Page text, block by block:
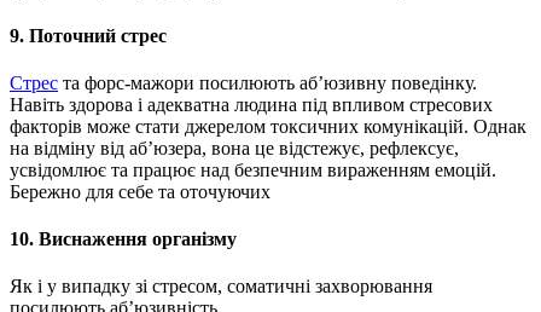
9. Поточний стрес
Стрес та форс-мажори посилюють аб’юзивну поведінку.
Навіть здорова і адекватна людина під впливом стресових
факторів може стати джерелом токсичних комунікацій. Однак
на відміну від аб’юзера, вона це відстежує, рефлексує,
усвідомлює та працює над безпечним вираженням емоцій.
Бережно для себе та оточуючих
10. Виснаження організму
Як і у випадку зі стресом, соматичні захворювання